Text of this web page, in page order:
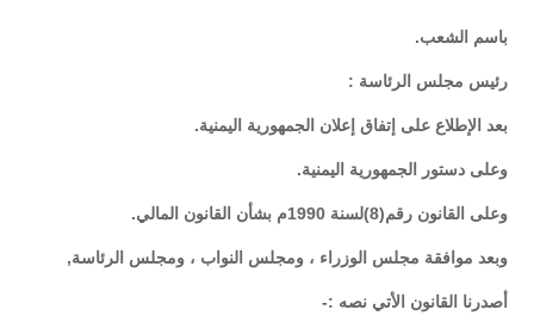
باسم الشعب.
رئيس مجلس الرئاسة :
بعد الإطلاع على إتفاق إعلان الجمهورية اليمنية.
وعلى دستور الجمهورية اليمنية.
وعلى القانون رقم(8)لسنة 1990م بشأن القانون المالي.
وبعد موافقة مجلس الوزراء ، ومجلس النواب ، ومجلس الرئاسة,
أصدرنا القانون الأتي نصه :-